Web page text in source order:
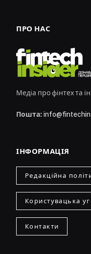
ПРО НАС
Медіа про фінтех та
Пошта:
ІНФОРМАЦІЯ
Редакційна
Користувацька
Контакти